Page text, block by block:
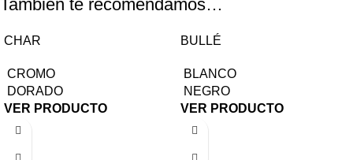
También te recomendamos…
CHAR
CROMO
DORADO
VER PRODUCTO
BULLÉ
BLANCO
NEGRO
VER PRODUCTO